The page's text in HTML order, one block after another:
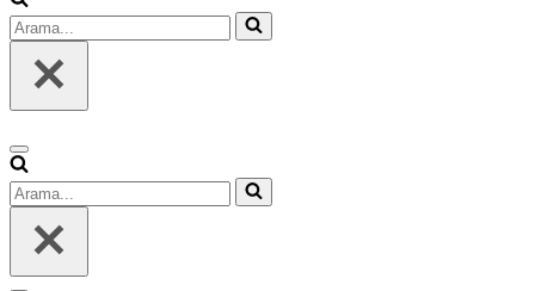
Arama...
Dolaşım
menüsü
Arama...